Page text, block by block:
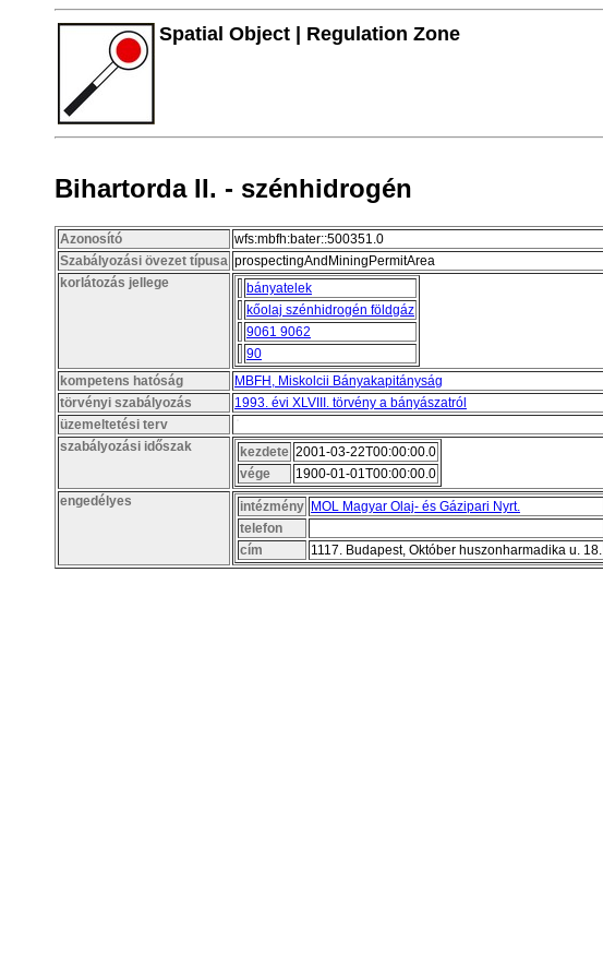
Spatial Object | Regulation Zone
Bihartorda II. - szénhidrogén
Azonosító
wfs:mbfh:bater::500351.0
Szabályozási övezet típusa prospectingAndMiningPermitArea
korlátozás jellege
bányatelek
kőolaj szénhidrogén földgáz
9061 9062
90
kompetens hatóság
MBFH, Miskolcii Bányakapitányság
törvényi szabályozás
1993. évi XLVIII. törvény a bányászatról
üzemeltetési terv
szabályozási időszak
kezdete 2001-03-22T00:00:00.0
vége
1900-01-01T00:00:00.0
engedélyes
intézmény MOL Magyar Olaj- és Gázipari Nyrt.
telefon
cím
1117. Budapest, Október huszonharmadika u. 18.